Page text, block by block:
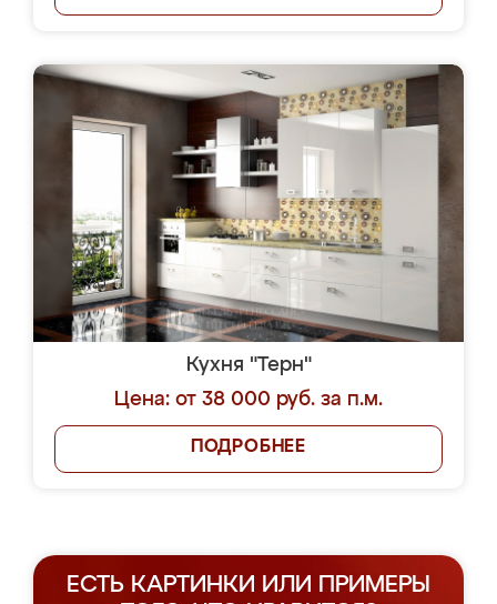
Кухня "Терн"
Цена: от 38 000 руб. за п.м.
ПОДРОБНЕЕ
ЕСТЬ КАРТИНКИ ИЛИ ПРИМЕРЫ